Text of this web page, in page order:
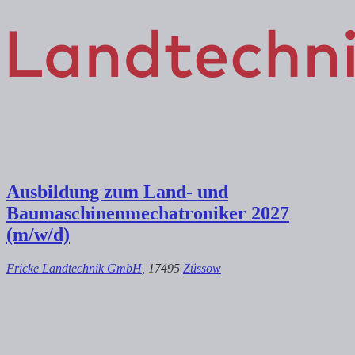
Ausbildung zum Land- und
Baumaschinenmechatroniker 2027
(m/w/d)
Fricke Landtechnik GmbH , 17495 Züssow